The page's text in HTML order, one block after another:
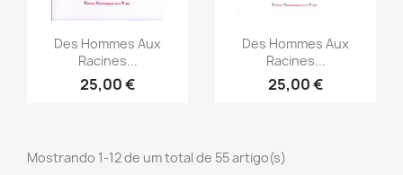
Vista rápida
Des Hommes Aux
Racines...
25,00 €
Vista rápida
Des Hommes Aux
Racines...
25,00 €
Mostrando 1-12 de um total de 55 artigo(s)